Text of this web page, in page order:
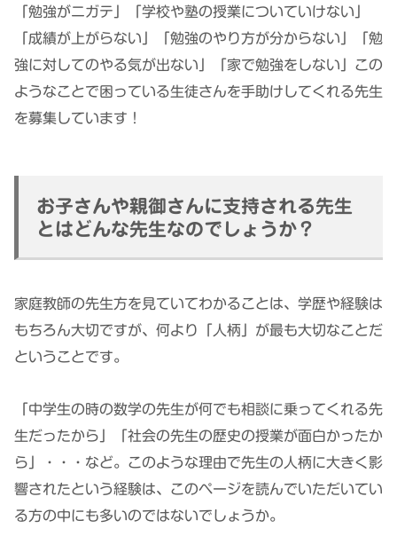
「勉強がニガテ」「学校や塾の授業についていけない」
「成績が上がらない」「勉強のやり方が分からない」「勉
強に対してのやる気が出ない」「家で勉強をしない」この
ようなことで困っている生徒さんを手助けしてくれる先生
を募集しています！
お子さんや親御さんに支持される先生
とはどんな先生なのでしょうか？
家庭教師の先生方を見ていてわかることは、学歴や経験は
もちろん大切ですが、何より「人柄」が最も大切なことだ
ということです。
「中学生の時の数学の先生が何でも相談に乗ってくれる先
生だったから」「社会の先生の歴史の授業が面白かったか
ら」・・・など。このような理由で先生の人柄に大きく影
響されたという経験は、このページを読んでいただいてい
る方の中にも多いのではないでしょうか。